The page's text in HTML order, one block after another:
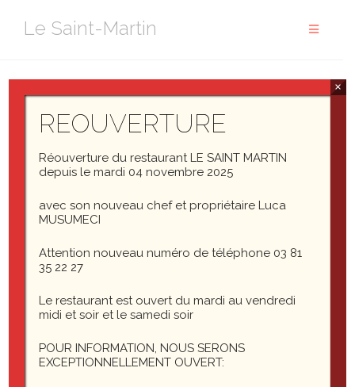
Le Saint-Martin
REOUVERTURE
Réouverture du restaurant LE SAINT MARTIN
depuis le mardi 04 novembre 2025
avec son nouveau chef et propriétaire Luca
MUSUMECI
Attention nouveau numéro de téléphone 03 81
35 22 27
Le restaurant est ouvert du mardi au vendredi
midi et soir et le samedi soir
POUR INFORMATION, NOUS SERONS
EXCEPTIONNELLEMENT OUVERT:
×